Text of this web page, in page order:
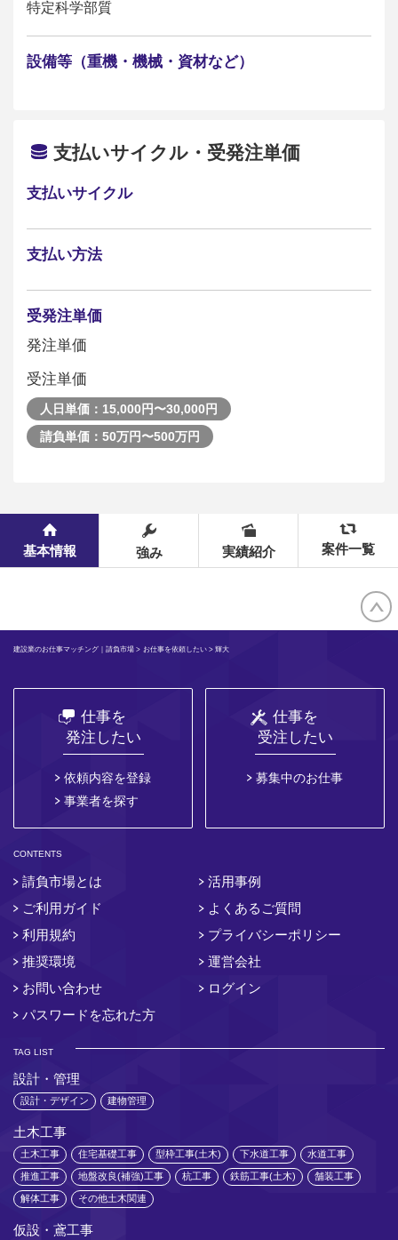
特定科学部質
設備等（重機・機械・資材など）
支払いサイクル・受発注単価
支払いサイクル
支払い方法
受発注単価
発注単価
受注単価
人日単価：15,000円〜30,000円
請負単価：50万円〜500万円
基本情報 強み 実績紹介 案件一覧
建設業のお仕事マッチング｜請負市場 > お仕事を依頼したい> 輝大
仕事を
発注したい
依頼内容を登録
事業者を探す
仕事を
受注したい
募集中のお仕事
CONTENTS
請負市場とは
活用事例
ご利用ガイド
よくあるご質問
利用規約
プライバシーポリシー
推奨環境
運営会社
お問い合わせ
ログイン
パスワードを忘れた方
TAG LIST
設計・管理
設計・デザイン 建物管理
土木工事
土木工事 住宅基礎工事 型枠工事(土木) 下水道工事 水道工事
推進工事 地盤改良(補強)工事 杭工事 鉄筋工事(土木) 舗装工事
解体工事 その他土木関連
仮設・鳶工事